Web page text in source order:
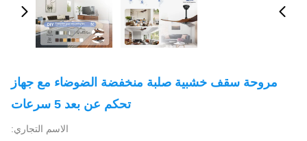
مروحة سقف خشبية صلبة منخفضة الضوضاء مع جهاز
تحكم عن بعد 5 سرعات
الاسم التجاري: